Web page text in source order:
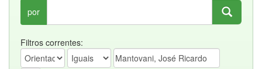
por
Filtros correntes: